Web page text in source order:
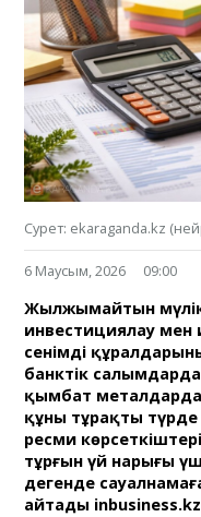
Сурет: ekaraganda.kz
6 Маусым, 2026 09:00
Жылжымайтын мүлік
инвестициялау
сенімді
банктік
қымбат
құны тұрақты
ресми
тұрғын үй нарығы
дегенде
айтады